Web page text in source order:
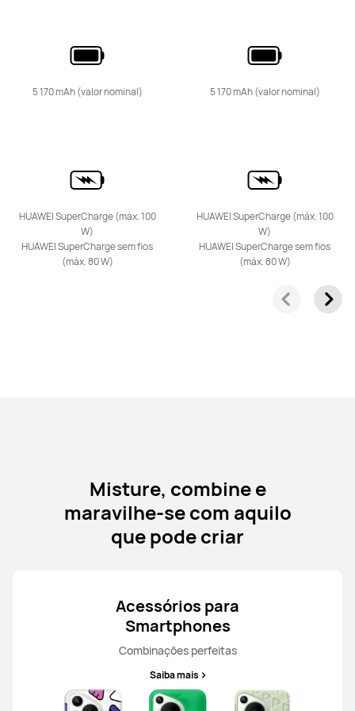
A partir de 549,00 €
Saber mais Comprar
HUAWEI nova 13
A partir de 549,00 €
Saber mais Informe-me
HUAWEI nova 11 Pro
Saber mais
5 170 mAh (valor nominal)
HUAWEI SuperCharge (máx. 100
W)
HUAWEI SuperCharge sem fios
(máx. 80 W)
5 170 mAh (valor nominal)
HUAWEI SuperCharge (máx. 100
W)
HUAWEI SuperCharge sem fios
(máx. 80 W)
Misture, combine e
maravilhe-se com aquilo
que pode criar
Acessórios para
Smartphones
Combinações perfeitas
Saiba mais